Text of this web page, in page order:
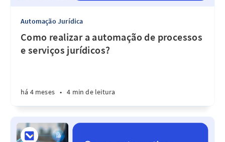
Automação Jurídica
Como realizar a automação de processos
e serviços jurídicos?
há 4 meses • 4 min de leitura